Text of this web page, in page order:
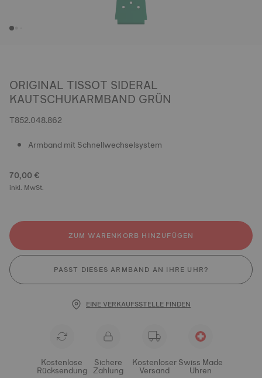
ORIGINAL TISSOT SIDERAL
KAUTSCHUKARMBAND GRÜN
T852.048.862
Armband mit Schnellwechselsystem
70,00 €
inkl. MwSt.
ZUM WARENKORB HINZUFÜGEN
PASST DIESES ARMBAND AN IHRE UHR?
EINE VERKAUFSSTELLE FINDEN
Kostenlose
Rücksendung
Sichere
Zahlung
Kostenloser
Versand
Swiss Made
Uhren